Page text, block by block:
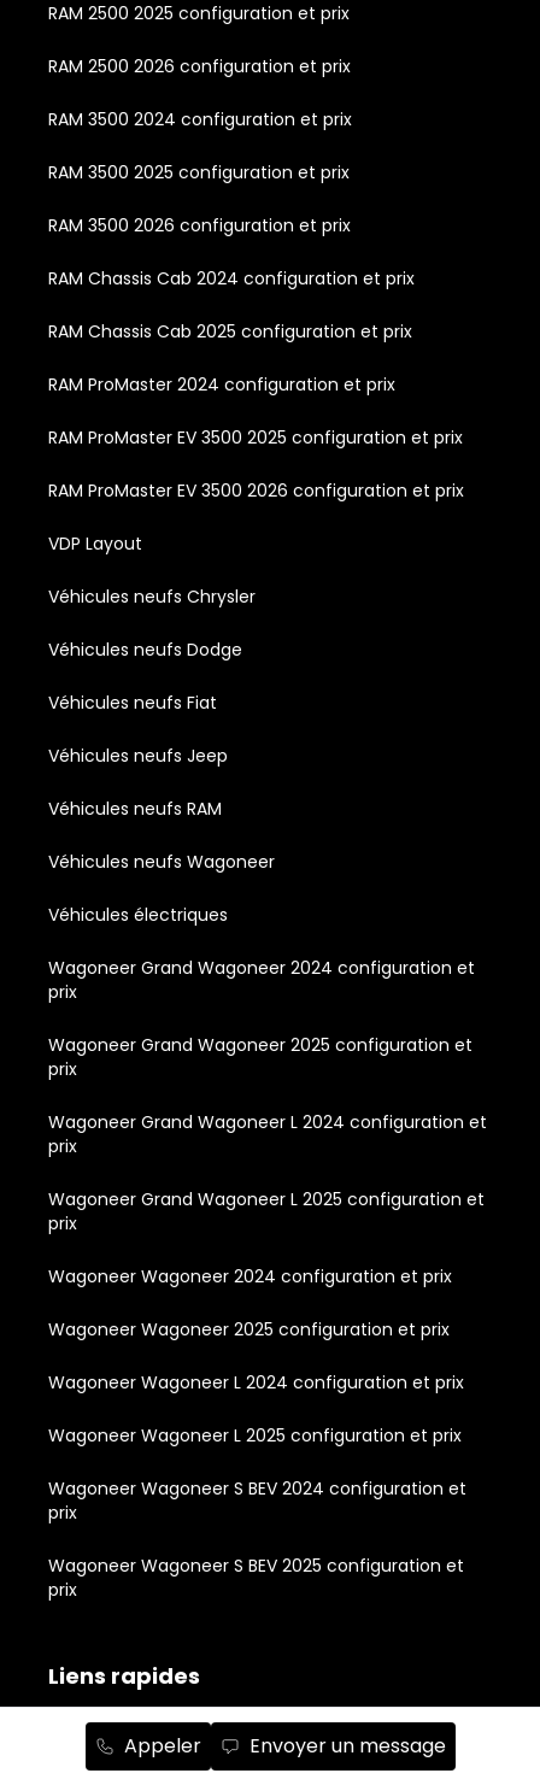
Appeler Envoyer un message
RAM 2500 2025 configuration et prix
RAM 2500 2026 configuration et prix
RAM 3500 2024 configuration et prix
RAM 3500 2025 configuration et prix
RAM 3500 2026 configuration et prix
RAM Chassis Cab 2024 configuration et prix
RAM Chassis Cab 2025 configuration et prix
RAM ProMaster 2024 configuration et prix
RAM ProMaster EV 3500 2025 configuration et prix
RAM ProMaster EV 3500 2026 configuration et prix
VDP Layout
Véhicules neufs Chrysler
Véhicules neufs Dodge
Véhicules neufs Fiat
Véhicules neufs Jeep
Véhicules neufs RAM
Véhicules neufs Wagoneer
Véhicules électriques
Wagoneer Grand Wagoneer 2024 configuration et
prix
Wagoneer Grand Wagoneer 2025 configuration et
prix
Wagoneer Grand Wagoneer L 2024 configuration et
prix
Wagoneer Grand Wagoneer L 2025 configuration et
prix
Wagoneer Wagoneer 2024 configuration et prix
Wagoneer Wagoneer 2025 configuration et prix
Wagoneer Wagoneer L 2024 configuration et prix
Wagoneer Wagoneer L 2025 configuration et prix
Wagoneer Wagoneer S BEV 2024 configuration et
prix
Wagoneer Wagoneer S BEV 2025 configuration et
prix
Liens rapides
À propos
Inventaire de véhicules neufs